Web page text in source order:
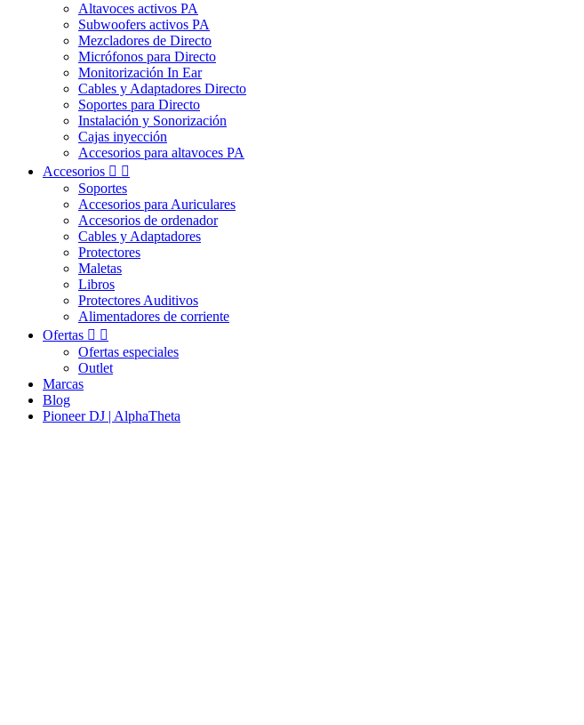
Altavoces activos PA
Subwoofers activos PA
Mezcladores de Directo
Micrófonos para Directo
Monitorización In Ear
Cables y Adaptadores Directo
Soportes para Directo
Instalación y Sonorización
Cajas inyección
Accesorios para altavoces PA
Accesorios  
Soportes
Accesorios para Auriculares
Accesorios de ordenador
Cables y Adaptadores
Protectores
Maletas
Libros
Protectores Auditivos
Alimentadores de corriente
Ofertas  
Ofertas especiales
Outlet
Marcas
Blog
Pioneer DJ | AlphaTheta